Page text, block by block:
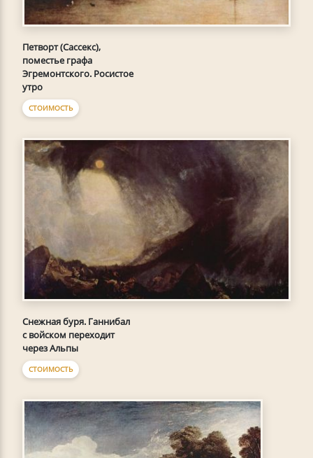
Петворт (Сассекс),
поместье графа
Эгремонтского. Росистое
утро
СТОИМОСТЬ
Снежная буря. Ганнибал
с войском переходит
через Альпы
СТОИМОСТЬ